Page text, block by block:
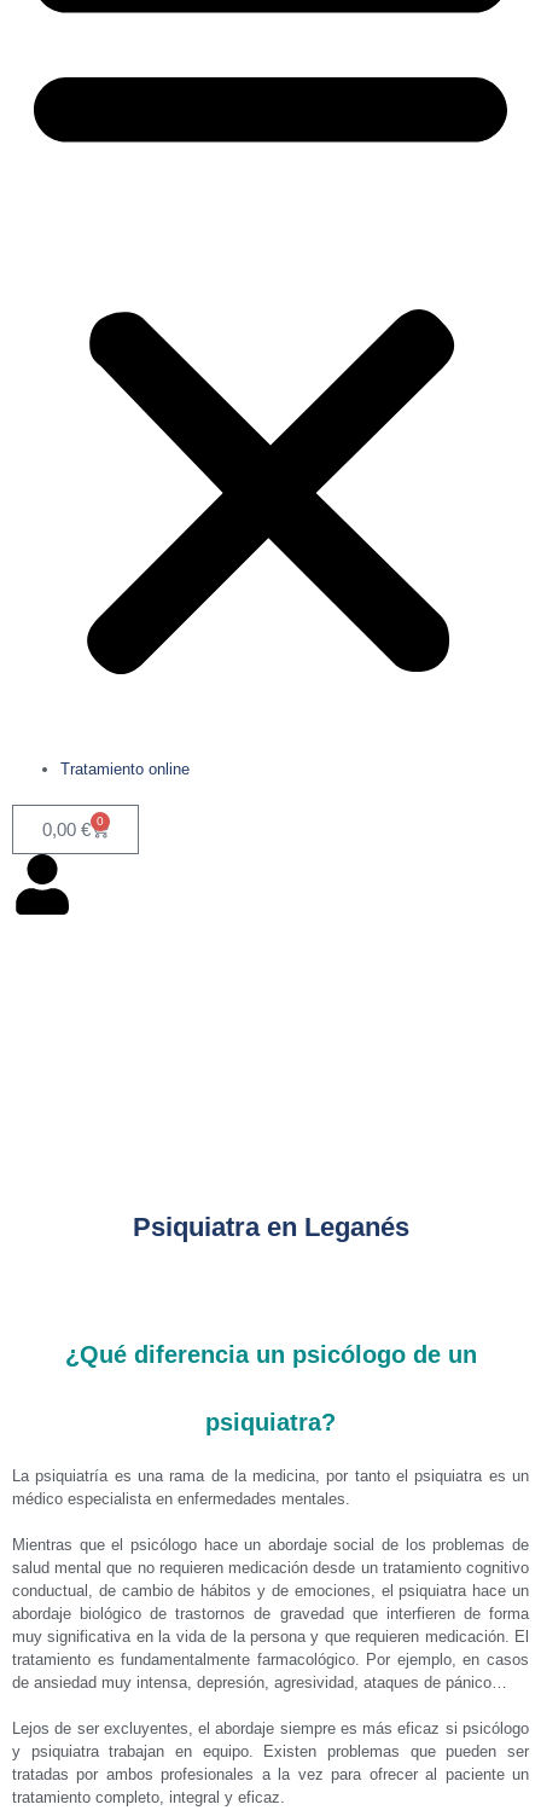
Tratamiento online
0,00 € 0
Psiquiatra en Leganés
¿Qué diferencia un psicólogo de un
psiquiatra?
La psiquiatría es una rama de la medicina, por tanto el psiquiatra es un
médico especialista en enfermedades mentales.
Mientras que el psicólogo hace un abordaje social de los problemas de
salud mental que no requieren medicación desde un tratamiento cognitivo
conductual, de cambio de hábitos y de emociones, el psiquiatra hace un
abordaje biológico de trastornos de gravedad que interfieren de forma
muy significativa en la vida de la persona y que requieren medicación. El
tratamiento es fundamentalmente farmacológico. Por ejemplo, en casos
de ansiedad muy intensa, depresión, agresividad, ataques de pánico…
Lejos de ser excluyentes, el abordaje siempre es más eficaz si psicólogo
y psiquiatra trabajan en equipo. Existen problemas que pueden ser
tratadas por ambos profesionales a la vez para ofrecer al paciente un
tratamiento completo, integral y eficaz.